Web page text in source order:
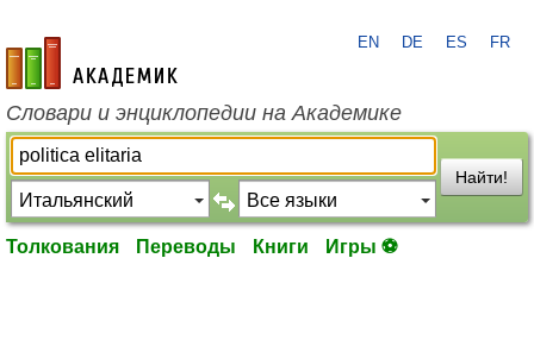
academic.ru
EN DE ES FR
Словари и энциклопедии на Академике
Найти!
Толкования Переводы Книги Игры ⚽